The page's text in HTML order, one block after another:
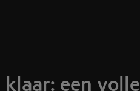
een volle